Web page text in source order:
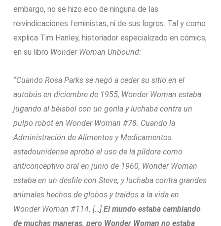
embargo, no se hizo eco de ninguna de las
reivindicaciones feministas, ni de sus logros. Tal y como
explica Tim Hanley, historiador especializado en cómics,
en su libro Wonder Woman Unbound:
“Cuando Rosa Parks se negó a ceder su sitio en el
autobús en diciembre de 1955, Wonder Woman estaba
jugando al béisbol con un gorila y luchaba contra un
pulpo robot en Wonder Woman #78. Cuando la
Administración de Alimentos y Medicamentos
estadounidense aprobó el uso de la píldora como
anticonceptivo oral en junio de 1960, Wonder Woman
estaba en un desfile con Steve, y luchaba contra grandes
animales hechos de globos y traídos a la vida en
Wonder Woman #114. […]El mundo estaba cambiando
de muchas maneras, pero Wonder Woman no estaba